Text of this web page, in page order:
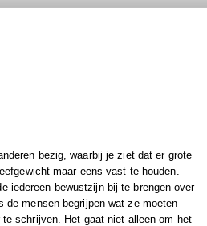
bezig, waarbij je ziet dat er grote
maar eens vast te houden.
iedereen bewustzijn bij te brengen over
de mensen begrijpen wat ze moeten
schrijven. Het gaat niet alleen om het